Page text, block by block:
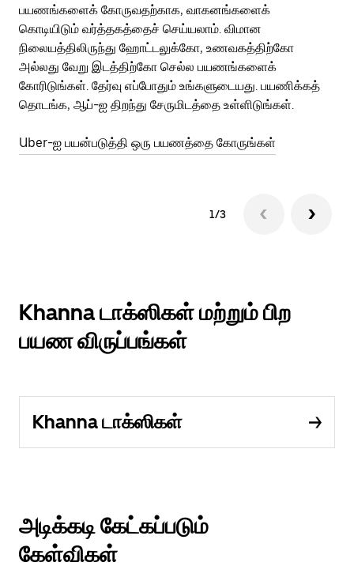
பயணங்களைக் கோருவதற்காக, வாகனங்களைக்
கொடியிடும் வர்த்தகத்தைச் செய்யலாம். விமான
நிலையத்திலிருந்து ஹோட்டலுக்கோ, உணவகத்திற்கோ
அல்லது வேறு இடத்திற்கோ செல்ல பயணங்களைக்
கோரிடுங்கள். தேர்வு எப்போதும் உங்களுடையது. பயணிக்கத்
தொடங்க, ஆப்-ஐ திறந்து சேருமிடத்தை உள்ளிடுங்கள்.
Uber-ஐ பயன்படுத்தி ஒரு பயணத்தை கோருங்கள்
1/3
Khanna டாக்ஸிகள் மற்றும் பிற
பயண விருப்பங்கள்
Khanna டாக்ஸிகள்
அடிக்கடி கேட்கப்படும்
கேள்விகள்